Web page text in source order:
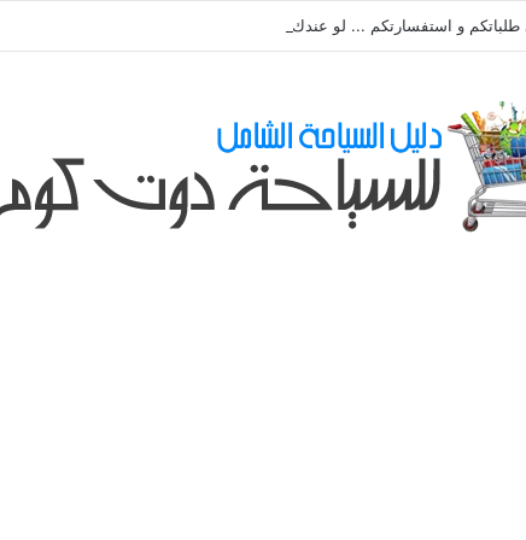
طلباتكم و استفسارتكم ... لو عندك سؤال او استفسار ماتدرددش فى طلب